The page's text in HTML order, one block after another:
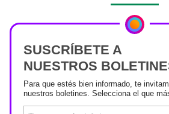
SUSCRÍBETE A
NUESTROS
Para que estés bien informado, te
nuestros boletines. Selecciona el que